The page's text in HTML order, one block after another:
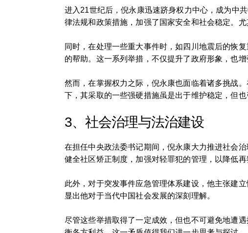
进入21世纪后，倪永康迅速跻身权力中心，成为中
律法规和政策措施，加强了国家安全和社会稳定。
同时，在处理一些重大事件时，如四川地震后的恢
的帮助。这一系列举措，不仅提升了政府形象，也增
然而，在掌握权力之际，倪永康也面临着诸多挑战
下，其采取的一些强硬措施虽是出于维护稳定，但也
3、社会治理与法治建设
在担任中央政法委书记期间，倪永康大力推进社会
健全社区矫正制度，加强对轻罪犯的管理，以降低
此外，对于突发事件应急管理体系建设，他主张建
显出他对于当代中国社会发展的深刻理解。
尽管这些举措取得了一定成效，但也不可避免地遭